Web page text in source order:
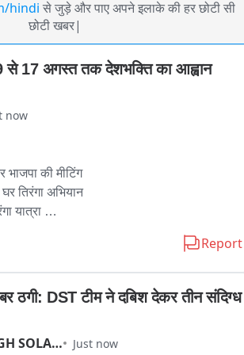
hindi से जुड़े और पाए अपने इलाके की हर छोटी सी
छोटी खबर|
से 17 अगस्त तक देशभक्ति का आह्वान
now
भाजपा की मीटिंग
तिरंगा अभियान
यात्रा
की अपील
दिया जाएगा संदेश
तक हर घर तिरंगा अभियान का आयोजन किया
एवं पूर्व विधायक रामलाल शर्मा ने आमजन से अभियान
Report
ठगी: DST टीम ने दबिश देकर तीन संदिग्ध
BHUPENDAR SINGH SOLANKI Just now